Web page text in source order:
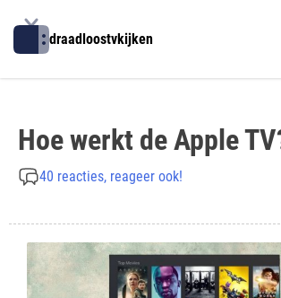
content
draadloostvkijken
Hoe werkt de Apple
40 reacties, reageer ook!